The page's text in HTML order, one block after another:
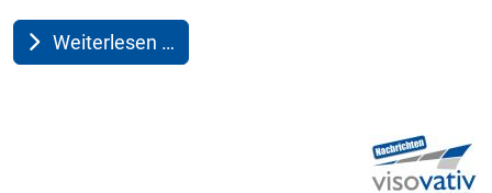
Weiterlesen …